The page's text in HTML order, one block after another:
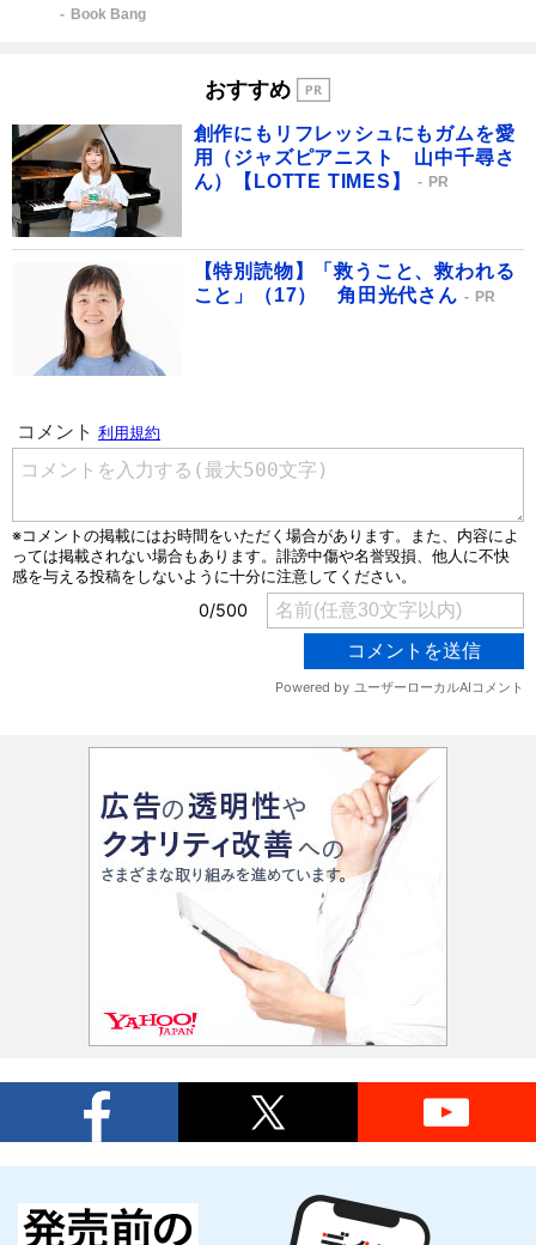
Book Bang
おすすめ
創作にもリフレッシュにもガムを愛
用（ジャズピアニスト 山中千尋さ
ん）【LOTTE TIMES】
PR
【特別読物】「救うこと、救われる
こと」（17） 角田光代さん
PR